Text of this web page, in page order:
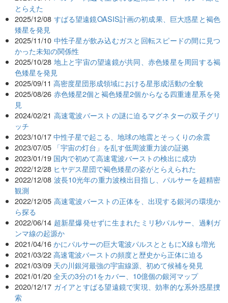
とらえた
2025/12/08 すばる望遠鏡OASIS計画の初成果、巨大惑星と褐色
矮星を発見
2025/11/10 中性子星が飲み込むガスと回転スピードの間に見つ
かった未知の関係性
2025/10/28 地上と宇宙の望遠鏡が共同、赤色矮星を周回する褐
色矮星を発見
2025/09/11 高密度星団形成領域における星形成活動の全貌
2025/08/26 赤色矮星2個と褐色矮星2個からなる四重連星系を発
見
2024/02/21 高速電波バーストの謎に迫るマグネターの双子グリ
ッチ
2023/10/17 中性子星で起こる、地球の地震とそっくりの余震
2023/07/05 「宇宙の灯台」を乱す低周波重力波の証拠
2023/01/19 国内で初めて高速電波バーストの検出に成功
2022/12/28 ヒヤデス星団で褐色矮星の姿がとらえられた
2022/12/08 波長10光年の重力波検出目指し、パルサーを超精密
観測
2022/12/05 高速電波バーストの正体を、出現する銀河の環境か
ら探る
2022/06/14 超新星爆発せずに生まれたミリ秒パルサー、過剰ガ
ンマ線の起源か
2021/04/16 かにパルサーの巨大電波パルスとともにX線も増光
2021/03/22 高速電波バーストの頻度と歴史から正体に迫る
2021/03/09 天の川銀河最強の宇宙線源、初めて候補を発見
2021/01/20 全天の3分の1をカバー、10億個の銀河マップ
2020/12/17 ガイアとすばる望遠鏡で実現、効率的な系外惑星捜
索